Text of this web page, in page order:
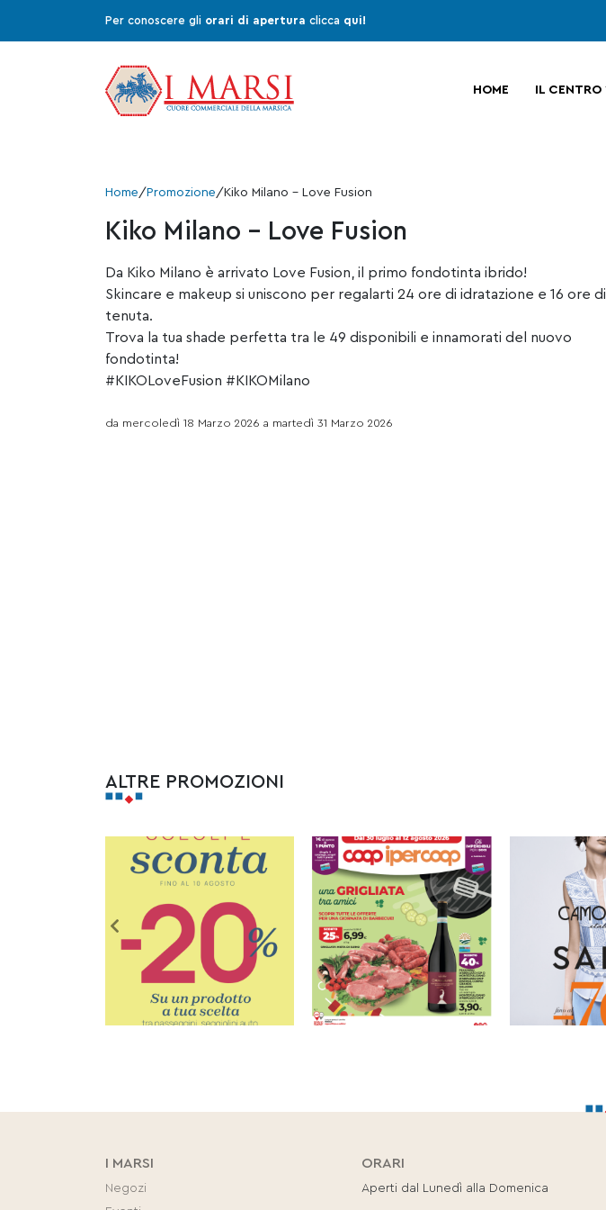
Per conoscere gli orari di apertura clicca qui!
HOME IL CENTRO
Home/ Promozione/ Kiko Milano – Love Fusion
Kiko Milano – Love Fusion
Da Kiko Milano è arrivato Love Fusion, il primo fondotinta ibrido!
Skincare e makeup si uniscono per regalarti 24 ore di idratazione e 16 ore di
tenuta.
Trova la tua shade perfetta tra le 49 disponibili e innamorati del nuovo
fondotinta!
#KIKOLoveFusion #KIKOMilano
da mercoledì 18 Marzo 2026 a martedì 31 Marzo 2026
ALTRE PROMOZIONI
I MARSI
Negozi
ORARI
Aperti dal Lunedì alla Domenica